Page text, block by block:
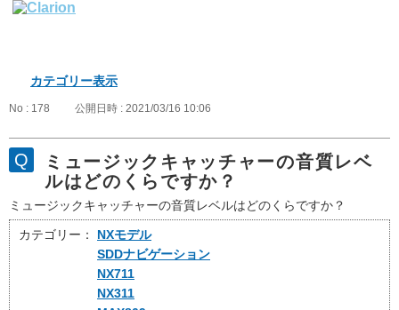
カテゴリー表示
No : 178 公開日時 : 2021/03/16 10:06
ミュージックキャッチャーの音質レベ
ルはどのくらですか？
ミュージックキャッチャーの音質レベルはどのくらですか？
カテゴリー：
NXモデル
SDDナビゲーション
NX711
NX311